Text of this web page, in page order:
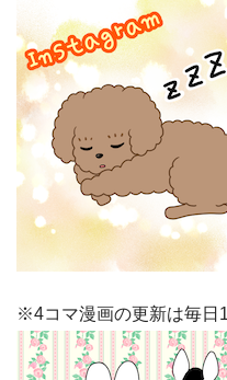
※4コマ漫画の更新は毎日